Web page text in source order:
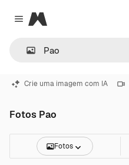
Close menu
Magnific
Crie uma imagem com IA
Fotos Pao
Fotos